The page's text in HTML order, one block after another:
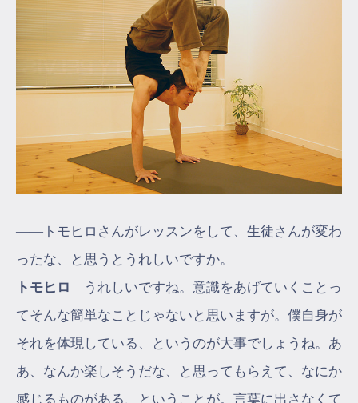
――トモヒロさんがレッスンをして、生徒さんが変わ
ったな、と思うとうれしいですか。
トモヒロ
うれしいですね。意識をあげていくことっ
てそんな簡単なことじゃないと思いますが。僕自身が
それを体現している、というのが大事でしょうね。あ
あ、なんか楽しそうだな、と思ってもらえて、なにか
感じるものがある、ということが。言葉に出さなくて